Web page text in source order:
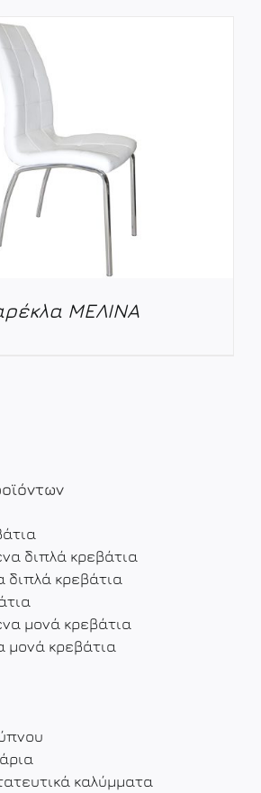
ΛΕΠΤΟΜΈΡΕΙΕΣ
ΜΕΛΙΝΑ
διπλά κρεβάτια
διπλά κρεβάτια
μονά κρεβάτια
μονά κρεβάτια
καλύμματα